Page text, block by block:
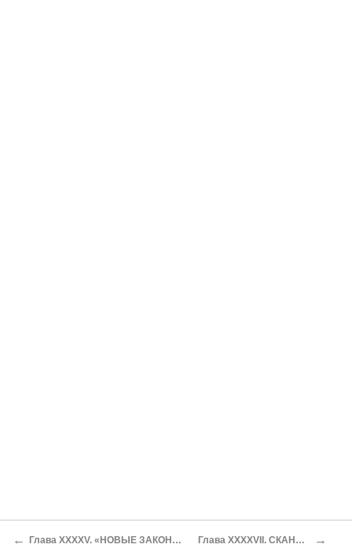
← Глава XXXXV. «НОВЫЕ ЗАКОНЫ» КЛАССИЧЕСКОГО ТАНГО Глава XXXXVII. СКАНДАЛ, ЕЩЕ СКАНДАЛ →